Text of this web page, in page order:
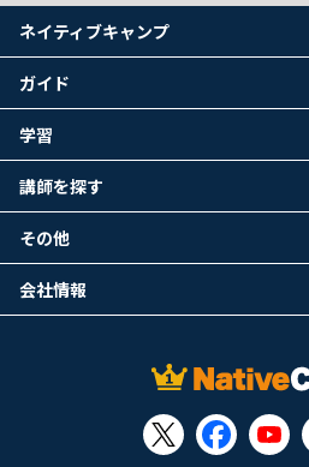
ネイティブキャンプ
ガイド
学習
講師を探す
その他
会社情報